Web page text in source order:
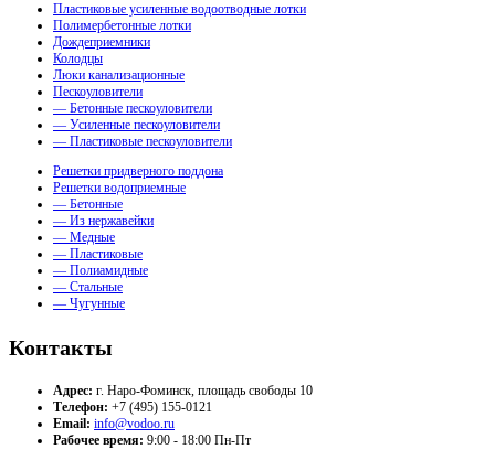
Пластиковые усиленные водоотводные лотки
Полимербетонные лотки
Дождеприемники
Колодцы
Люки канализационные
Пескоуловители
— Бетонные пескоуловители
— Усиленные пескоуловители
— Пластиковые пескоуловители
Решетки придверного поддона
Решетки водоприемные
— Бетонные
— Из нержавейки
— Медные
— Пластиковые
— Полиамидные
— Стальные
— Чугунные
Контакты
Адрес: г. Наро-Фоминск, площадь свободы 10
Телефон: +7 (495) 155-0121
Email: info@vodoo.ru
Рабочее время: 9:00 - 18:00 Пн-Пт